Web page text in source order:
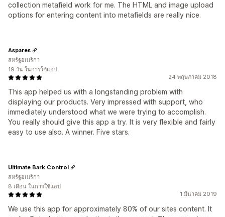
collection metafield work for me. The HTML and image upload
options for entering content into metafields are really nice.
24 พฤษภาคม 2018
This app helped us with a longstanding problem with
displaying our products. Very impressed with support, who
immediately understood what we were trying to accomplish.
You really should give this app a try. It is very flexible and fairly
easy to use also. A winner. Five stars.
Aspares
สหรัฐอเมริกา
19 วัน ในการใช้แอป
1 มีนาคม 2019
We use this app for approximately 80% of our sites content. It
Ultimate Bark Control
สหรัฐอเมริกา
8 เดือน ในการใช้แอป